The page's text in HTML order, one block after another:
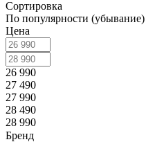
Сортировка
По популярности (убывание)
Цена
26 990
27 490
27 990
28 490
28 990
Бренд